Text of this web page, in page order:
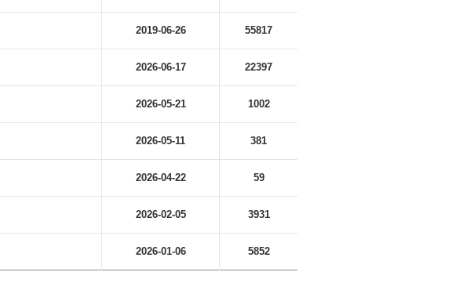
2019-06-26 55817
2026-06-17 22397
2026-05-21 1002
2026-05-11 381
2026-04-22 59
2026-02-05 3931
2026-01-06 5852